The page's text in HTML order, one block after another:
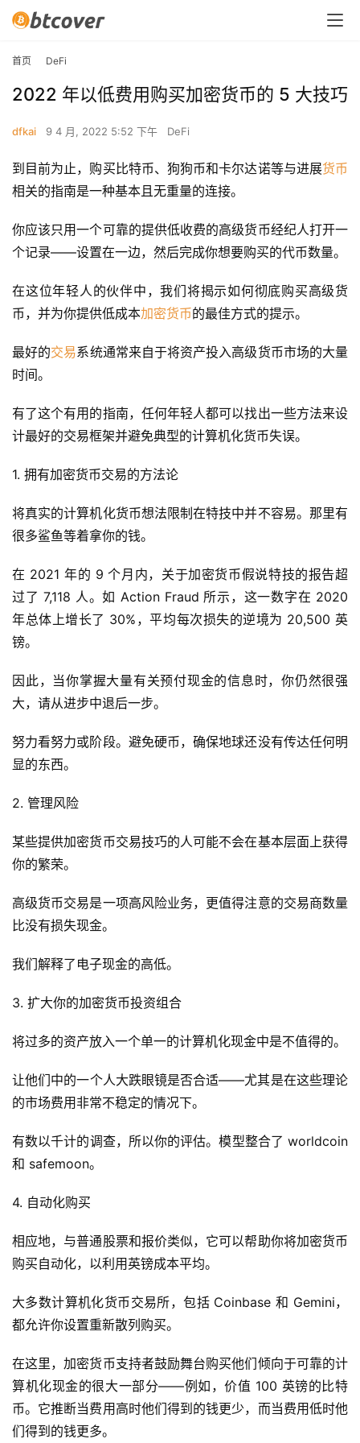
首
首页 DeFi
2022 年以低费用购买加密货币的 5 大技巧
dfkai 9 4 月, 2022 5:52 下午 DeFi
到目前为止，购买比特币、狗狗币和卡尔达诺等与进展货币
相关的指南是一种基本且无重量的连接。
你应该只用一个可靠的提供低收费的高级货币经纪人打开一
个记录——设置在一边，然后完成你想要购买的代币数量。
在这位年轻人的伙伴中，我们将揭示如何彻底购买高级货
币，并为你提供低成本加密货币的最佳方式的提示。
最好的交易系统通常来自于将资产投入高级货币市场的大量
时间。
有了这个有用的指南，任何年轻人都可以找出一些方法来设
计最好的交易框架并避免典型的计算机化货币失误。
1. 拥有加密货币交易的方法论
将真实的计算机化货币想法限制在特技中并不容易。那里有
很多鲨鱼等着拿你的钱。
在 2021 年的 9 个月内，关于加密货币假说特技的报告超
过了 7,118 人。如 Action Fraud 所示，这一数字在 2020
年总体上增长了 30%，平均每次损失的逆境为 20,500 英
镑。
因此，当你掌握大量有关预付现金的信息时，你仍然很强
大，请从进步中退后一步。
努力看努力或阶段。避免硬币，确保地球还没有传达任何明
显的东西。
2. 管理风险
某些提供加密货币交易技巧的人可能不会在基本层面上获得
你的繁荣。
高级货币交易是一项高风险业务，更值得注意的交易商数量
比没有损失现金。
我们解释了电子现金的高低。
3. 扩大你的加密货币投资组合
将过多的资产放入一个单一的计算机化现金中是不值得的。
让他们中的一个人大跌眼镜是否合适——尤其是在这些理论
的市场费用非常不稳定的情况下。
有数以千计的调查，所以你的评估。模型整合了 worldcoin
和 safemoon。
4. 自动化购买
相应地，与普通股票和报价类似，它可以帮助你将加密货币
购买自动化，以利用英镑成本平均。
大多数计算机化货币交易所，包括 Coinbase 和 Gemini，
都允许你设置重新散列购买。
在这里，加密货币支持者鼓励舞台购买他们倾向于可靠的计
算机化现金的很大一部分——例如，价值 100 英镑的比特
币。它推断当费用高时他们得到的钱更少，而当费用低时他
们得到的钱更多。